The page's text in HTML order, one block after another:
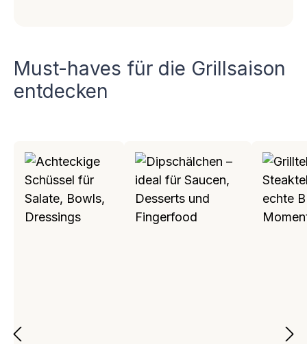
Must-haves für die Grillsaison
entdecken
Produktgalerie überspringen